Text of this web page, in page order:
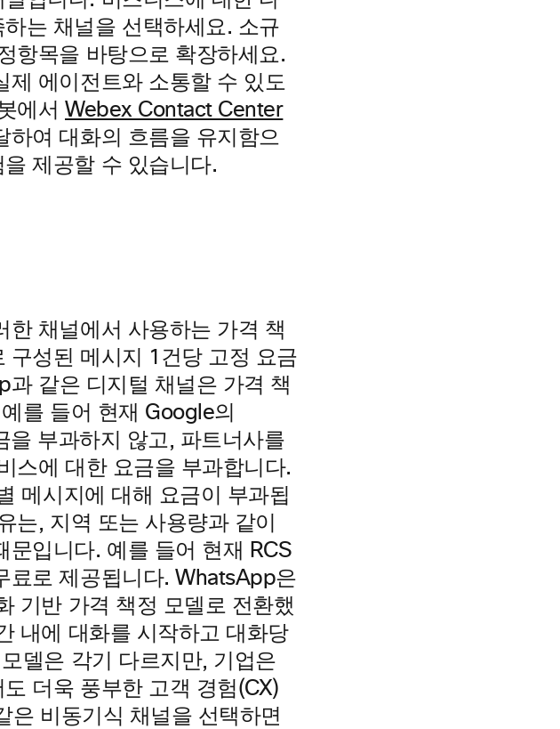
는 채널을 선택하세요. 소규
항목을 바탕으로 확장하세요.
제 에이전트와 소통할 수 있도
에서 Webex Contact Center
하여 대화의 흐름을 유지함으
제공할 수 있습니다.
한 채널에서 사용하는 가격 책
구성된 메시지 1건당 고정 요금
같은 디지털 채널은 가격 책
를 들어 현재 Google의
을 부과하지 않고, 파트너사를
스에 대한 요금을 부과합니다.
메시지에 대해 요금이 부과됩
는, 지역 또는 사용량과 같이
문입니다. 예를 들어 현재 RCS
료로 제공됩니다. WhatsApp은
기반 가격 책정 모델로 전환했
내에 대화를 시작하고 대화당
델은 각기 다르지만, 기업은
더욱 풍부한 고객 경험(CX)
은 비동기식 채널을 선택하면